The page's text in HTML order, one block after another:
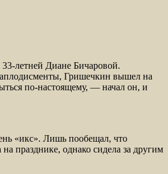
летней Диане Бичаровой.
аплодисменты, Гришечкин вышел на
по-настоящему, — начал он, и
«икс». Лишь пообещал, что
празднике, однако сидела за другим